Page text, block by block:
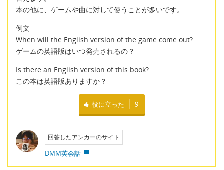
本の他に、ゲームや曲に対して使うことが多いです。
例文
When will the English version of the game come out?
ゲームの英語版はいつ発売されるの？
Is there an English version of this book?
この本は英語版ありますか？
役に立った 9
回答したアンカーのサイト
DMM英会話